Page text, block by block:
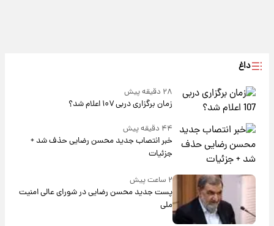
داغ
۲۸ دقیقه پیش
زمان برگزاری دربی ۱۰۷ اعلام شد؟
۴۴ دقیقه پیش
خبر انتصاب جدید محسن رضایی حذف شد +
جزئیات
پست جدید محسن رضایی در شورای عالی امنیت
ملی